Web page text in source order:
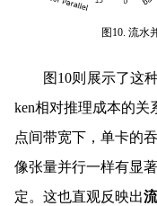
图10. 流水
图10则展示了这
ken相对推理成本的关
点间带宽下，单卡的
像张量并行一样有显
定。这也直观反映出